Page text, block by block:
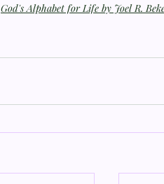
God's Alphabet for Life by Joel R.